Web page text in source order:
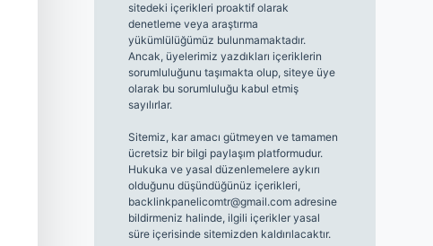
sitedeki içerikleri proaktif olarak
denetleme veya araştırma
yükümlülüğümüz bulunmamaktadır.
Ancak, üyelerimiz yazdıkları içeriklerin
sorumluluğunu taşımakta olup, siteye üye
olarak bu sorumluluğu kabul etmiş
sayılırlar.
Sitemiz, kar amacı gütmeyen ve tamamen
ücretsiz bir bilgi paylaşım platformudur.
Hukuka ve yasal düzenlemelere aykırı
olduğunu düşündüğünüz içerikleri,
backlinkpanelicomtr@gmail.comadresine
bildirmeniz halinde, ilgili içerikler yasal
süre içerisinde sitemizden kaldırılacaktır.